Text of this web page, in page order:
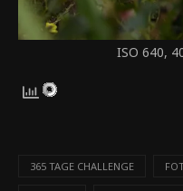
ISO 640,
365 TAGE CHALLENGE